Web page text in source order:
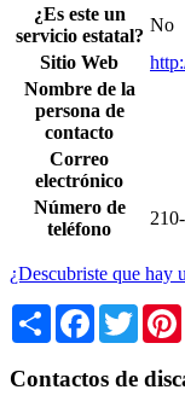
¿Es este un
servicio estatal?
No
Sitio Web
Nombre de la
persona de
contacto
Correo
electrónico
Número de
teléfono
¿Descubriste que hay
Share Facebook
Contactos de